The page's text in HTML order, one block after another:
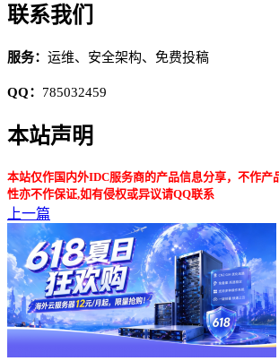
联系我们
服务： 运维、安全架构、免费投稿
QQ： 785032459
本站声明
本站仅作国内外IDC服务商的产品信息分享，不作产
性亦不作保证,如有侵权或异议请QQ联系
上一篇